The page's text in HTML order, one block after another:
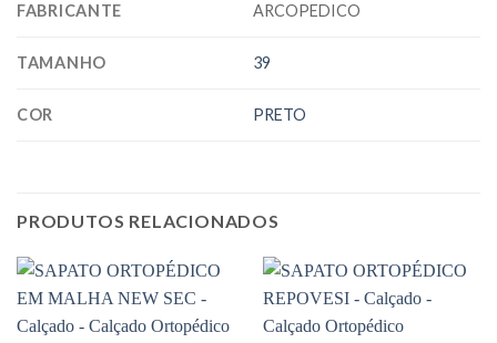
FABRICANTE ARCOPEDICO
TAMANHO 39
COR PRETO
PRODUTOS RELACIONADOS